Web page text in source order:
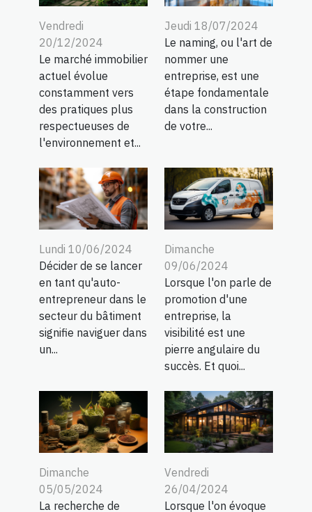
Vendredi
20/12/2024
Le marché immobilier
actuel évolue
constamment vers
des pratiques plus
respectueuses de
l'environnement et...
Jeudi 18/07/2024
Le naming, ou l'art de
nommer une
entreprise, est une
étape fondamentale
dans la construction
de votre...
Lundi 10/06/2024
Décider de se lancer
en tant qu'auto-
entrepreneur dans le
secteur du bâtiment
signifie naviguer dans
un...
Dimanche
09/06/2024
Lorsque l'on parle de
promotion d'une
entreprise, la
visibilité est une
pierre angulaire du
succès. Et quoi...
Dimanche
05/05/2024
La recherche de
Vendredi
26/04/2024
Lorsque l'on évoque